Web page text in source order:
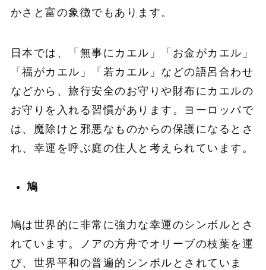
かさと富の象徴でもあります。
日本では、「無事にカエル」「お金がカエル」
「福がカエル」「若カエル」などの語呂合わせ
などから、旅行安全のお守りや財布にカエルの
お守りを入れる習慣があります。ヨーロッパで
は、魔除けと邪悪なものからの保護になるとさ
れ、幸運を呼ぶ庭の住人と考えられています。
鳩
鳩は世界的に非常に強力な幸運のシンボルとさ
れています。ノアの方舟でオリーブの枝葉を運
び、世界平和の普遍的シンボルとされていま